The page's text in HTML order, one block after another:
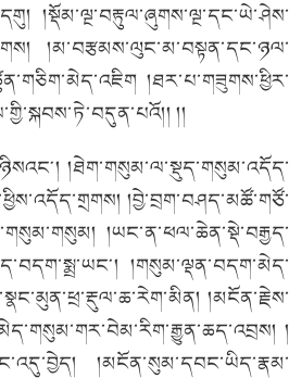
།སྡོམ་ལྔ་བརྟུལ་ཞུགས་ལྔ་དང་ཡེ་ཤེས་
།མ་བརྩམས་ལུང་མ་བསྟན་དང་ཉལ་
།ཐར་པ་གཟུགས་ཕྱིར་
།།
།ཐེག་གསུམ་ལ་སྡུད་གསུམ་འདོད་
།བྱེ་བྲག་བཤད་མཚོ་གཙོ་
།ཡང་ན་ཕལ་ཆེན་སྡེ་བརྒྱད་
།གསུམ་ལྡན་བདག་མེད་
།མངོན་རྗེས་
།
།མངོན་སུམ་དབང་ཡིད་རྣམ་